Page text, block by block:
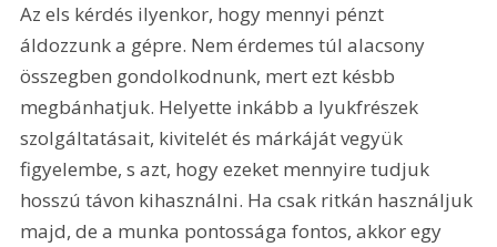
Az els kérdés ilyenkor, hogy mennyi pénzt
áldozzunk a gépre. Nem érdemes túl alacsony
összegben gondolkodnunk, mert ezt késbb
megbánhatjuk. Helyette inkább a lyukfrészek
szolgáltatásait, kivitelét és márkáját vegyük
figyelembe, s azt, hogy ezeket mennyire tudjuk
hosszú távon kihasználni. Ha csak ritkán használjuk
majd, de a munka pontossága fontos, akkor egy